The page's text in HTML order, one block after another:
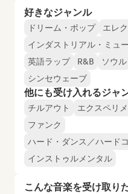
好きなジャンル
ドリーム・ポップ エレ
インダストリアル・ミュ
英語ラップ
R&B ソウル
シンセウェーブ
他にも受け入れるジャ
チルアウト
エクスペリ
ファンク
ハード・ダンス／ハード
インストゥルメンタル
こんな音楽を受け取り